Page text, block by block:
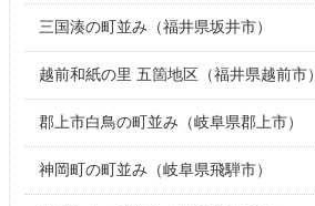
三国湊の町並み（福井県坂井市）
越前和紙の里 五箇地区（福井県越前市）
郡上市白鳥の町並み（岐阜県郡上市）
神岡町の町並み（岐阜県飛騨市）